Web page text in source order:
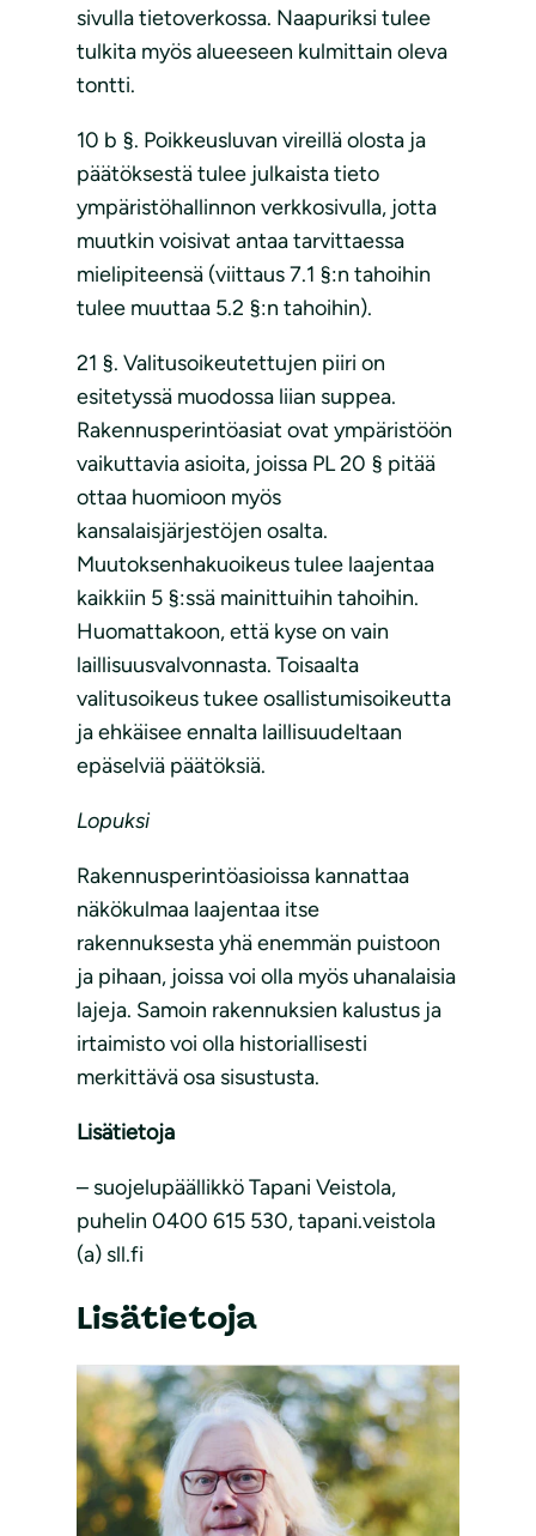
sivulla tietoverkossa. Naapuriksi tulee
tulkita myös alueeseen kulmittain oleva
tontti.
10 b §. Poikkeusluvan vireillä olosta ja
päätöksestä tulee julkaista tieto
ympäristöhallinnon verkkosivulla, jotta
muutkin voisivat antaa tarvittaessa
mielipiteensä (viittaus 7.1 §:n tahoihin
tulee muuttaa 5.2 §:n tahoihin).
21 §. Valitusoikeutettujen piiri on
esitetyssä muodossa liian suppea.
Rakennusperintöasiat ovat ympäristöön
vaikuttavia asioita, joissa PL 20 § pitää
ottaa huomioon myös
kansalaisjärjestöjen osalta.
Muutoksenhakuoikeus tulee laajentaa
kaikkiin 5 §:ssä mainittuihin tahoihin.
Huomattakoon, että kyse on vain
laillisuusvalvonnasta. Toisaalta
valitusoikeus tukee osallistumisoikeutta
ja ehkäisee ennalta laillisuudeltaan
epäselviä päätöksiä.
Lopuksi
Rakennusperintöasioissa kannattaa
näkökulmaa laajentaa itse
rakennuksesta yhä enemmän puistoon
ja pihaan, joissa voi olla myös uhanalaisia
lajeja. Samoin rakennuksien kalustus ja
irtaimisto voi olla historiallisesti
merkittävä osa sisustusta.
Lisätietoja
– suojelupäällikkö Tapani Veistola,
puhelin 0400 615 530, tapani.veistola
(a) sll.fi
Lisätietoja